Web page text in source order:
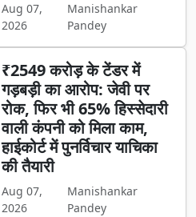
Aug 07,
2026
Manishankar
Pandey
₹2549 करोड़ के टेंडर में
गड़बड़ी का आरोप: जेवी पर
रोक, फिर भी 65% हिस्सेदारी
वाली कंपनी को मिला काम,
हाईकोर्ट में पुनर्विचार याचिका
की तैयारी
Aug 07,
2026
Manishankar
Pandey